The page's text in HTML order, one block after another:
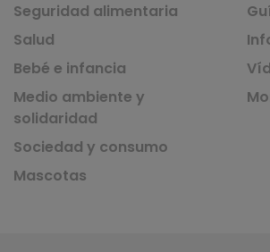
Seguridad alimentaria
Salud
Bebé e infancia
Medio ambiente y
solidaridad
Sociedad y consumo
Mascotas